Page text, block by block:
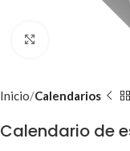
Inicio Calendarios
Calendario de